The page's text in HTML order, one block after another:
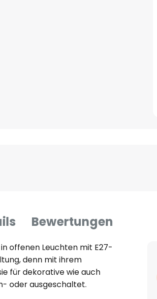
Bewertungen
offenen Leuchten mit E27-
denn mit ihrem
für dekorative wie auch
oder ausgeschaltet.